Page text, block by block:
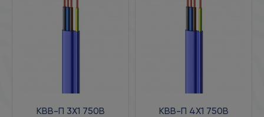
КВВ-П 3X1 750В КВВ-П 4X1 750В